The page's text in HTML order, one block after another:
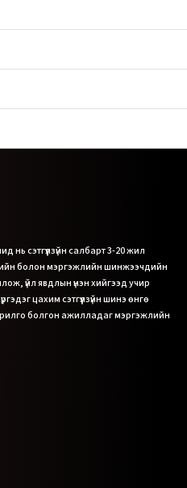
нь сэтгүүлзүйн салбарт 3-20 жил
болон мэргэжлийн шинжээчдийн
үйл явдлын үнэн хийгээд учир
цахим сэтгүүлзүйн шинэ өнгө
болгон ажилладаг мэргэжлийн